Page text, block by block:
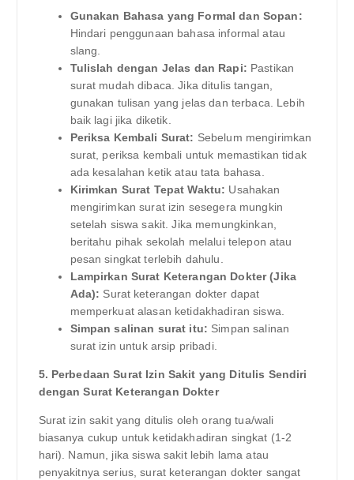
Gunakan Bahasa yang Formal dan Sopan:
Hindari penggunaan bahasa informal atau
slang.
Tulislah dengan Jelas dan Rapi: Pastikan
surat mudah dibaca. Jika ditulis tangan,
gunakan tulisan yang jelas dan terbaca. Lebih
baik lagi jika diketik.
Periksa Kembali Surat: Sebelum mengirimkan
surat, periksa kembali untuk memastikan tidak
ada kesalahan ketik atau tata bahasa.
Kirimkan Surat Tepat Waktu: Usahakan
mengirimkan surat izin sesegera mungkin
setelah siswa sakit. Jika memungkinkan,
beritahu pihak sekolah melalui telepon atau
pesan singkat terlebih dahulu.
Lampirkan Surat Keterangan Dokter (Jika
Ada): Surat keterangan dokter dapat
memperkuat alasan ketidakhadiran siswa.
Simpan salinan surat itu: Simpan salinan
surat izin untuk arsip pribadi.
5. Perbedaan Surat Izin Sakit yang Ditulis Sendiri
dengan Surat Keterangan Dokter
Surat izin sakit yang ditulis oleh orang tua/wali
biasanya cukup untuk ketidakhadiran singkat (1-2
hari). Namun, jika siswa sakit lebih lama atau
penyakitnya serius, surat keterangan dokter sangat